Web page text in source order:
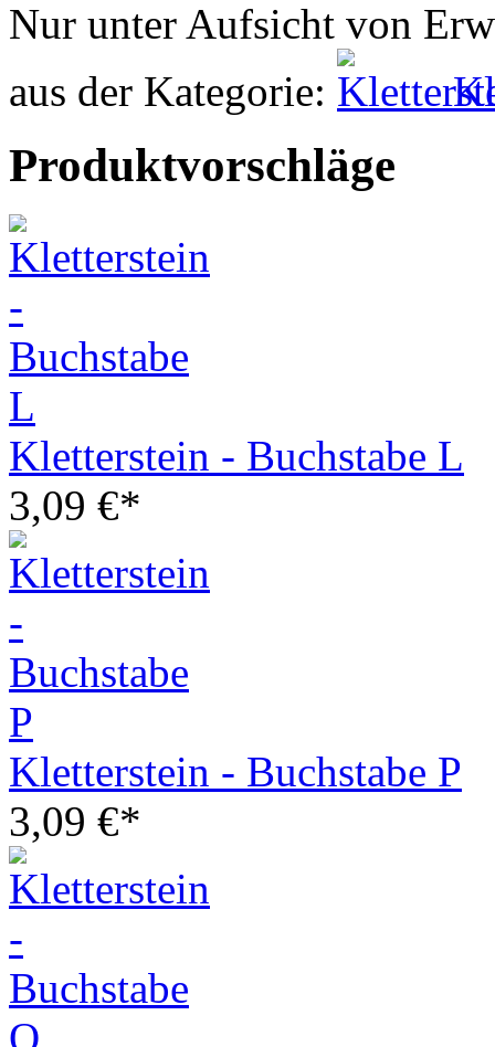
Nur unter Aufsicht von
aus der Kategorie:
Produktvorschläge
Kletterstein - Buchstabe L
3,09 €*
Kletterstein - Buchstabe P
3,09 €*